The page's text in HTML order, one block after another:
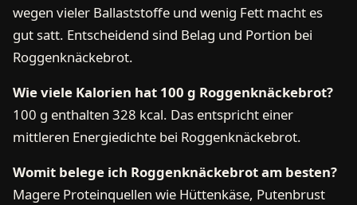
wegen vieler Ballaststoffe und wenig Fett macht es
gut satt. Entscheidend sind Belag und Portion bei
Roggenknäckebrot.
Wie viele Kalorien hat 100 g Roggenknäckebrot?
100 g enthalten 328 kcal. Das entspricht einer
mittleren Energiedichte bei Roggenknäckebrot.
Womit belege ich Roggenknäckebrot am besten?
Magere Proteinquellen wie Hüttenkäse, Putenbrust